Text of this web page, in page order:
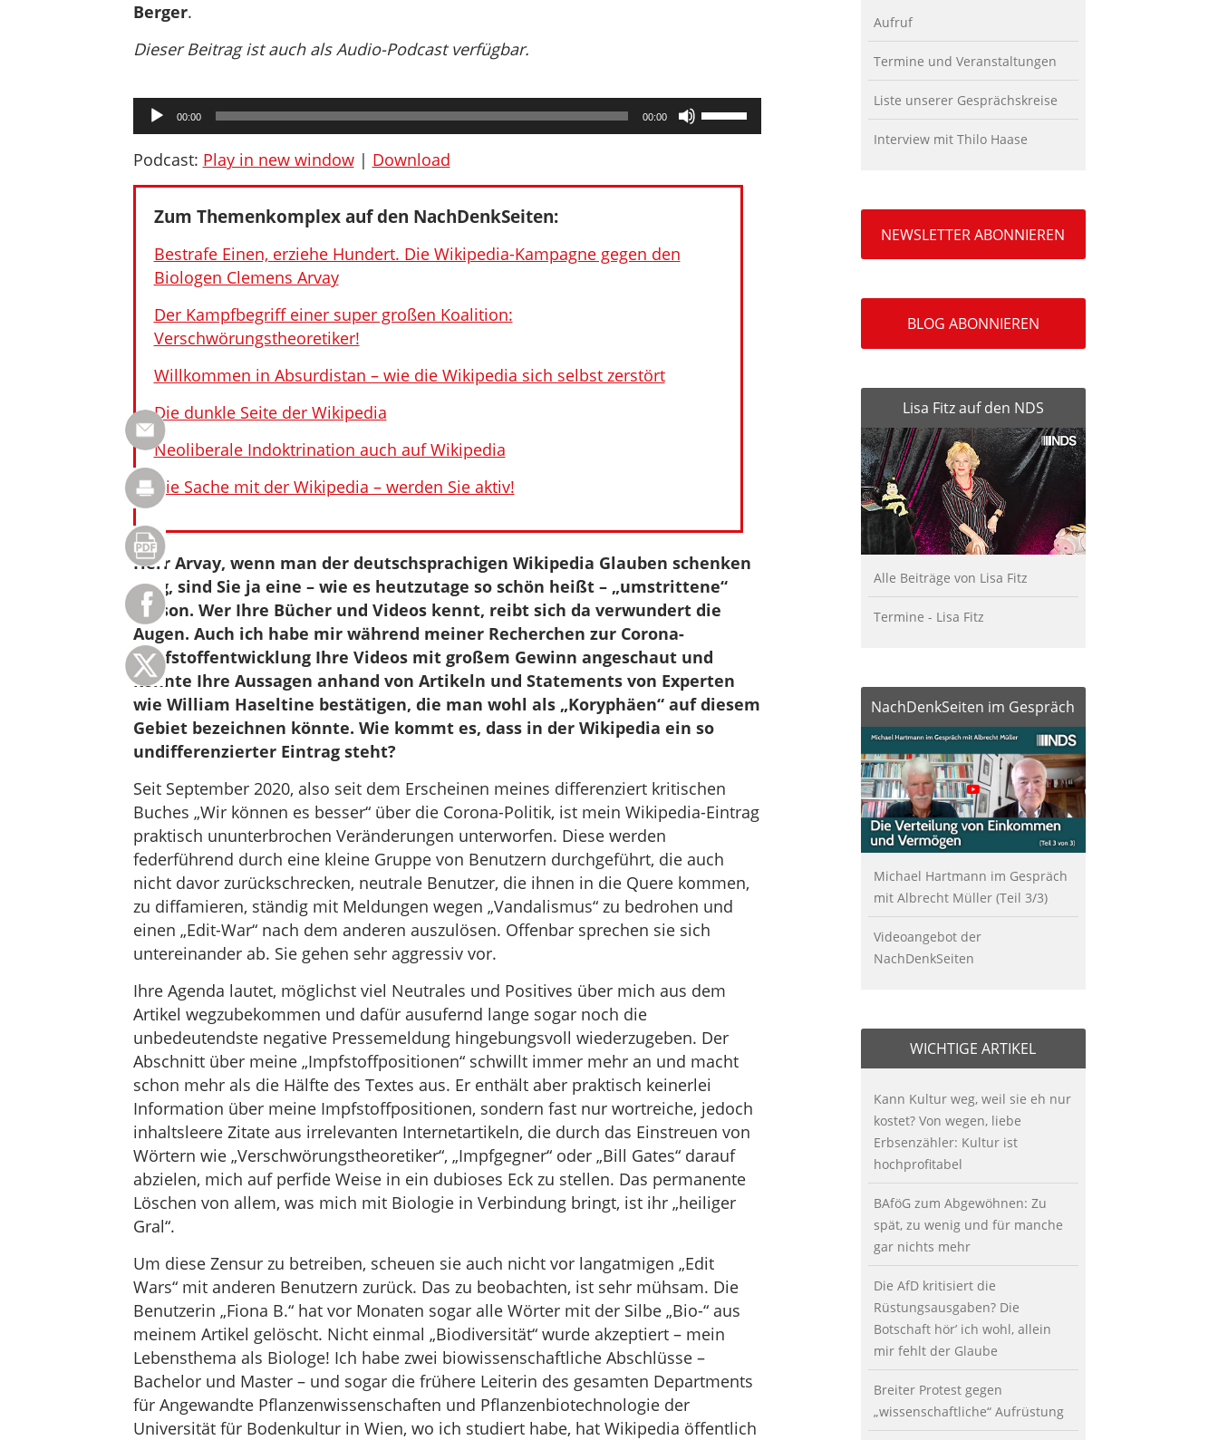
Berger.
Dieser Beitrag ist auch als Audio-Podcast verfügbar.
Audio-
Player
00:00 00:00
Pfeiltasten
Hoch/Runter
Podcast: Play in new window| Download
Zum Themenkomplex auf den NachDenkSeiten:
Bestrafe Einen, erziehe Hundert. Die Wikipedia-Kampagne gegen den
Biologen Clemens Arvay
Der Kampfbegriff einer super großen Koalition:
Verschwörungstheoretiker!
Willkommen in Absurdistan – wie die Wikipedia sich selbst zerstört
Die dunkle Seite der Wikipedia
Neoliberale Indoktrination auch auf Wikipedia
Die Sache mit der Wikipedia – werden Sie aktiv!
Herr Arvay, wenn man der deutschsprachigen Wikipedia Glauben schenken
mag, sind Sie ja eine – wie es heutzutage so schön heißt – „umstrittene“
Person. Wer Ihre Bücher und Videos kennt, reibt sich da verwundert die
Augen. Auch ich habe mir während meiner Recherchen zur Corona-
Impfstoffentwicklung Ihre Videos mit großem Gewinn angeschaut und
konnte Ihre Aussagen anhand von Artikeln und Statements von Experten
wie William Haseltine bestätigen, die man wohl als „Koryphäen“ auf diesem
Gebiet bezeichnen könnte. Wie kommt es, dass in der Wikipedia ein so
undifferenzierter Eintrag steht?
Seit September 2020, also seit dem Erscheinen meines differenziert kritischen
Buches „Wir können es besser“ über die Corona-Politik, ist mein Wikipedia-Eintrag
praktisch ununterbrochen Veränderungen unterworfen. Diese werden
federführend durch eine kleine Gruppe von Benutzern durchgeführt, die auch
nicht davor zurückschrecken, neutrale Benutzer, die ihnen in die Quere kommen,
zu diffamieren, ständig mit Meldungen wegen „Vandalismus“ zu bedrohen und
einen „Edit-War“ nach dem anderen auszulösen. Offenbar sprechen sie sich
untereinander ab. Sie gehen sehr aggressiv vor.
Ihre Agenda lautet, möglichst viel Neutrales und Positives über mich aus dem
Artikel wegzubekommen und dafür ausufernd lange sogar noch die
unbedeutendste negative Pressemeldung hingebungsvoll wiederzugeben. Der
Abschnitt über meine „Impfstoffpositionen“ schwillt immer mehr an und macht
schon mehr als die Hälfte des Textes aus. Er enthält aber praktisch keinerlei
Information über meine Impfstoffpositionen, sondern fast nur wortreiche, jedoch
inhaltsleere Zitate aus irrelevanten Internetartikeln, die durch das Einstreuen von
Wörtern wie „Verschwörungstheoretiker“, „Impfgegner“ oder „Bill Gates“ darauf
abzielen, mich auf perfide Weise in ein dubioses Eck zu stellen. Das permanente
Löschen von allem, was mich mit Biologie in Verbindung bringt, ist ihr „heiliger
Gral“.
Um diese Zensur zu betreiben, scheuen sie auch nicht vor langatmigen „Edit
Wars“ mit anderen Benutzern zurück. Das zu beobachten, ist sehr mühsam. Die
Benutzerin „Fiona B.“ hat vor Monaten sogar alle Wörter mit der Silbe „Bio-“ aus
meinem Artikel gelöscht. Nicht einmal „Biodiversität“ wurde akzeptiert – mein
Lebensthema als Biologe! Ich habe zwei biowissenschaftliche Abschlüsse –
Bachelor und Master – und sogar die frühere Leiterin des gesamten Departments
für Angewandte Pflanzenwissenschaften und Pflanzenbiotechnologie der
Universität für Bodenkultur in Wien, wo ich studiert habe, hat Wikipedia öffentlich
Aufruf
Termine und Veranstaltungen
Liste unserer Gesprächskreise
Interview mit Thilo Haase
NEWSLETTER ABONNIEREN
BLOG ABONNIEREN
Lisa Fitz auf den NDS
Alle Beiträge von Lisa Fitz
Termine - Lisa Fitz
NachDenkSeiten im Gespräch
Michael Hartmann im Gespräch
mit Albrecht Müller (Teil 3/3)
Videoangebot der
NachDenkSeiten
WICHTIGE ARTIKEL
Kann Kultur weg, weil sie eh nur
kostet? Von wegen, liebe
Erbsenzähler: Kultur ist
hochprofitabel
BAföG zum Abgewöhnen: Zu
spät, zu wenig und für manche
gar nichts mehr
Die AfD kritisiert die
Rüstungsausgaben? Die
Botschaft hör’ ich wohl, allein
mir fehlt der Glaube
Breiter Protest gegen
„wissenschaftliche“ Aufrüstung